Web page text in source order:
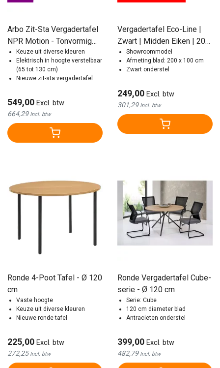
Arbo Zit-Sta Vergadertafel
NPR Motion - Tonvormig
BladKeuze uit diverse kleuren
Elektrisch in hoogte verstelbaar
(65 tot 130 cm)
Nieuwe zit-sta vergadertafel
549,00 Excl. btw
664,29 Incl. btw
Vergadertafel Eco-Line |
Zwart | Midden Eiken | 200
x 100 cm
Showroommodel
Afmeting blad: 200 x 100 cm
Zwart onderstel
249,00 Excl. btw
301,29 Incl. btw
Ronde 4-Poot Tafel - Ø 120
cm
Vaste hoogte
Keuze uit diverse kleuren
Nieuwe ronde tafel
225,00 Excl. btw
272,25Incl. btw
Ronde Vergadertafel Cube-
serie - Ø 120 cm
Serie: Cube
120 cm diameter blad
Antracieten onderstel
399,00 Excl. btw
482,79 Incl. btw